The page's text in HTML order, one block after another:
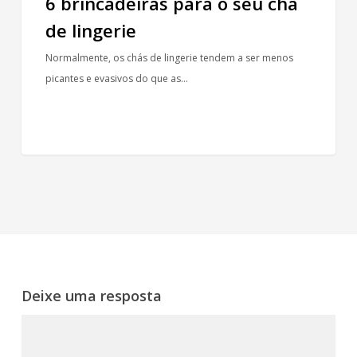
de lingerie
Normalmente, os chás de lingerie tendem a ser menos
picantes e evasivos do que as…
Deixe uma resposta